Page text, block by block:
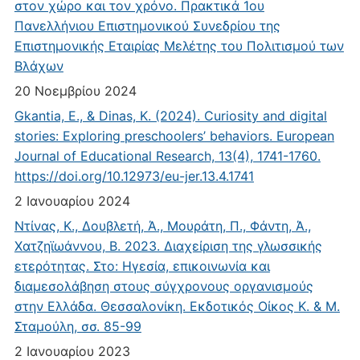
στον χώρο και τον χρόνο. Πρακτικά 1ου
Πανελλήνιου Επιστημονικού Συνεδρίου της
Επιστημονικής Εταιρίας Μελέτης του Πολιτισμού των
Βλάχων
20 Νοεμβρίου 2024
Gkantia, E., & Dinas, K. (2024). Curiosity and digital
stories: Exploring preschoolers’ behaviors. European
Journal of Educational Research, 13(4), 1741-1760.
https://doi.org/10.12973/eu-jer.13.4.1741
2 Ιανουαρίου 2024
Ντίνας, Κ., Δουβλετή, Ά., Μουράτη, Π., Φάντη, Ά.,
Χατζηϊωάννου, Β. 2023. Διαχείριση της γλωσσικής
ετερότητας. Στο: Ηγεσία, επικοινωνία και
διαμεσολάβηση στους σύγχρονους οργανισμούς
στην Ελλάδα. Θεσσαλονίκη. Εκδοτικός Οίκος Κ. & Μ.
Σταμούλη, σσ. 85-99
2 Ιανουαρίου 2023